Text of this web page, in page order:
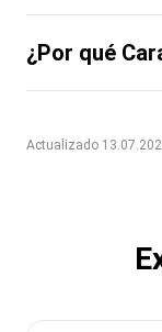
¿Por qué
Actualizado